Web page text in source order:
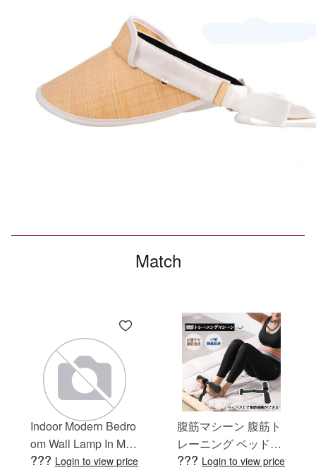
Match
Indoor Modern Bedro
om Wall Lamp In Matt
e Black, Iron Clear Gl
??? Login to view price
腹筋マシーン 腹筋ト
レーニング ベッド固
定 足固定 腹筋器具
??? Login to view price